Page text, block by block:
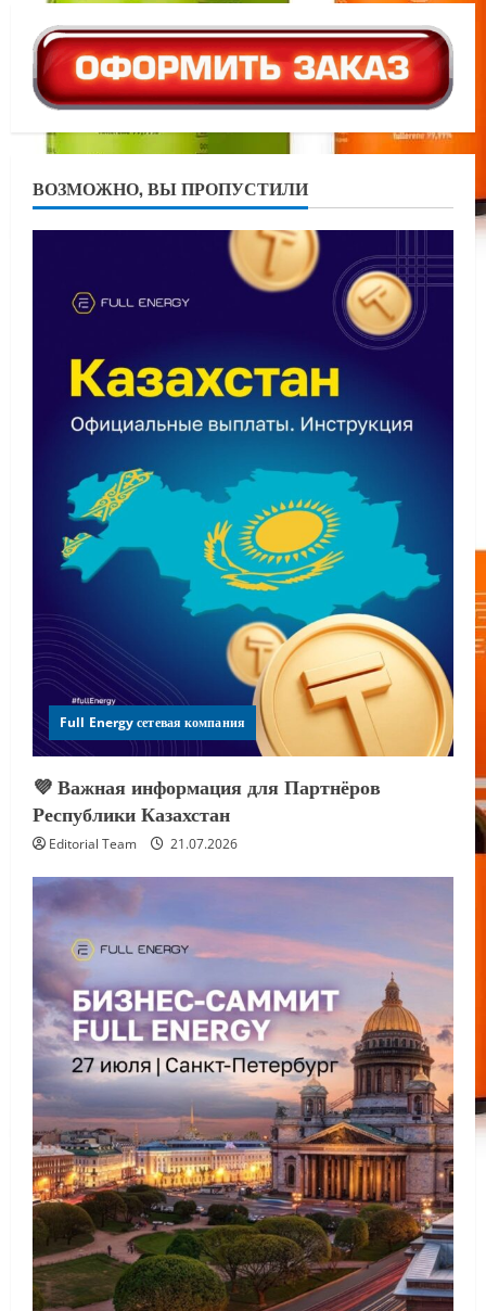
ВОЗМОЖНО, ВЫ ПРОПУСТИЛИ
Full Energy сетевая компания
💜 Важная информация для Партнёров
Республики Казахстан
Editorial Team 21.07.2026